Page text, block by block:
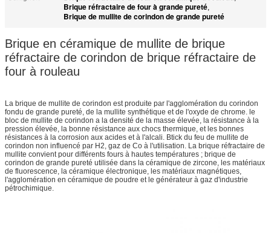
Brique réfractaire de four à grande pureté,
Brique de mullite de corindon de grande pureté
Brique en céramique de mullite de brique
réfractaire de corindon de brique réfractaire de
four à rouleau
La brique de mullite de corindon est produite par l'agglomération du corindon
fondu de grande pureté, de la mullite synthétique et de l'oxyde de chrome. le
bloc de mullite de corindon a la densité de la masse élevée, la résistance à la
pression élevée, la bonne résistance aux chocs thermique, et les bonnes
résistances à la corrosion aux acides et à l'alcali. Btick du feu de mullite de
corindon non influencé par H2, gaz de Co à l'utilisation. La brique réfractaire de
mullite convient pour différents fours à hautes températures ; brique de
corindon de grande pureté utilisée dans la céramique de zircone, les matériaux
de fluorescence, la céramique électronique, les matériaux magnétiques,
l'agglomération en céramique de poudre et le générateur à gaz d'industrie
pétrochimique.